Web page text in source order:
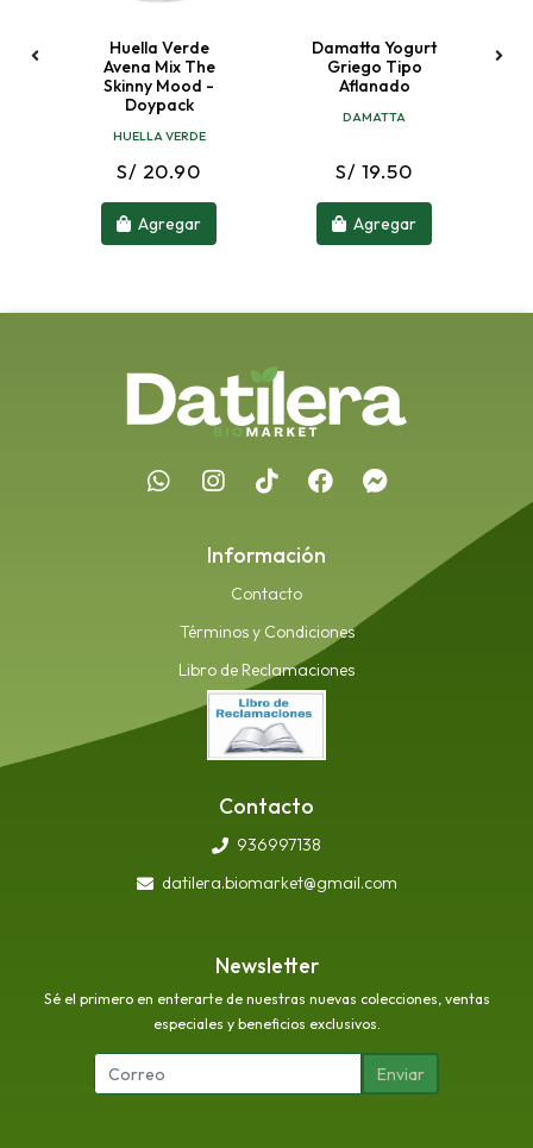
Huella Verde
Avena Mix The
Skinny Mood -
Doypack
HUELLA VERDE
S/ 20.90
Agregar
Damatta Yogurt
Griego Tipo
Aflanado
DAMATTA
S/ 19.50
Agregar
Información
Contacto
Términos y Condiciones
Libro de Reclamaciones
Contacto
936997138
datilera.biomarket@gmail.com
Newsletter
Sé el primero en enterarte de nuestras nuevas colecciones, ventas
especiales y beneficios exclusivos.
Enviar